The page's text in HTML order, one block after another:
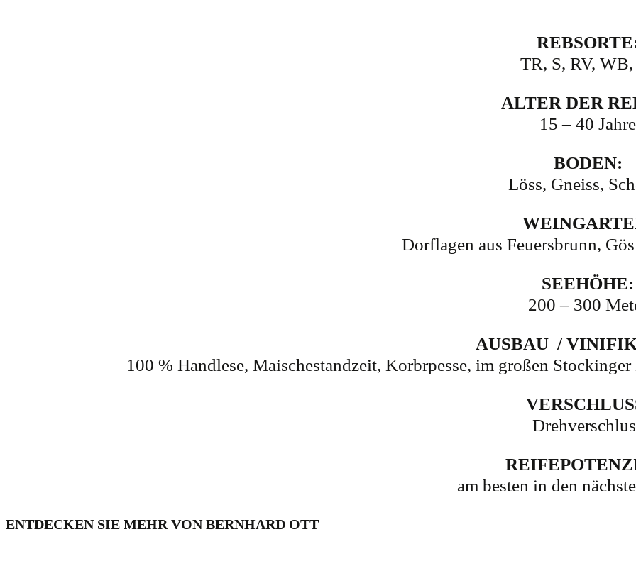
TR, S, RV,
ALTER DER
15 – 40 Jahre
BODEN:
Löss, Gneiss,
Dorflagen aus Feuersbrunn,
SEEHÖHE:
200 – 300
AUSBAU /
100 % Handlese, Maischestandzeit, Korbrpesse, im großen
am besten in den
ENTDECKEN SIE MEHR VON BERNHARD OTT